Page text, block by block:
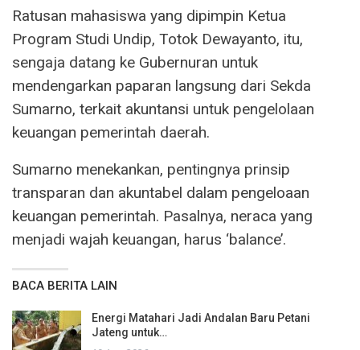
Ratusan mahasiswa yang dipimpin Ketua
Program Studi Undip, Totok Dewayanto, itu,
sengaja datang ke Gubernuran untuk
mendengarkan paparan langsung dari Sekda
Sumarno, terkait akuntansi untuk pengelolaan
keuangan pemerintah daerah.
Sumarno menekankan, pentingnya prinsip
transparan dan akuntabel dalam pengeloaan
keuangan pemerintah. Pasalnya, neraca yang
menjadi wajah keuangan, harus ‘balance’.
BACA BERITA LAIN
Energi Matahari Jadi Andalan Baru Petani
Jateng untuk…